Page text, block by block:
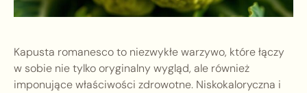
Kapusta romanesco to niezwykłe warzywo, które łączy
w sobie nie tylko oryginalny wygląd, ale również
imponujące właściwości zdrowotne. Niskokaloryczna i